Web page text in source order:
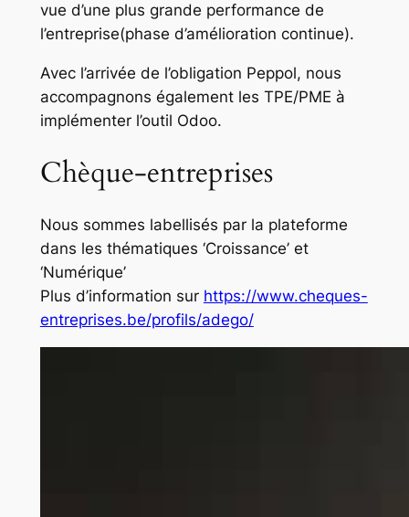
vue d’une plus grande performance de
l’entreprise(phase d’amélioration continue).
Avec l’arrivée de l’obligation Peppol, nous
accompagnons également les TPE/PME à
implémenter l’outil Odoo.
Chèque-entreprises
Nous sommes labellisés par la plateforme
dans les thématiques ‘Croissance’ et
‘Numérique’
Plus d’information sur https://www.cheques-
entreprises.be/profils/adego/